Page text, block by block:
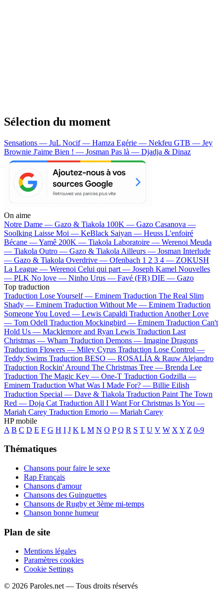
Sélection du moment
Sensations — JuL Nocif — Hamza Egérie — Nekfeu GTB — Jey
Brownie J'aime Bien ! — Josman Pas là — Djadja & Dinaz
On aime
Notre Dame — Gazo & Tiakola 100K — Gazo Casanova —
Soolking Laisse Moi — KeBlack Saiyan — Heuss L'enfoiré
Bécane —Yamê 200K — Tiakola Laboratoire — Werenoi Meuda
— Tiakola Outro — Gazo & Tiakola Ailleurs — Josman Interlude
— Gazo & Tiakola Overdrive — Ofenbach 1 2 3 4 — ZOKUSH
La League — Werenoi Celui qui part — Joseph Kamel Nouvelles
— PLK No love — Ninho Urus — Favé (FR) DIE — Gazo
Top traduction
Traduction Lose Yourself — Eminem Traduction The Real Slim
Shady — Eminem Traduction Without Me — Eminem Traduction
Someone You Loved — Lewis Capaldi Traduction Another Love
— Tom Odell Traduction Mockingbird — Eminem Traduction Can't
Hold Us — Macklemore and Ryan Lewis Traduction Last
Christmas — Wham Traduction Demons — Imagine Dragons
Traduction Flowers — Miley Cyrus Traduction Lose Control —
Teddy Swims Traduction BESO — ROSALÍA & Rauw Alejandro
Traduction Rockin' Around The Christmas Tree — Brenda Lee
Traduction The Magic Key — One-T Traduction Godzilla —
Eminem Traduction What Was I Made For? — Billie Eilish
Traduction Special — Dave & Tiakola Traduction Paint The Town
Red — Doja Cat Traduction All I Want For Christmas Is You —
Mariah Carey Traduction Emorio — Mariah Carey
HP mobile
A B C D E F G H I J K L M N O P Q R S T U V W X Y Z 0-9
Thématiques
Chansons pour faire le sexe
Rap Français
Chansons d'amour
Chansons des Guinguettes
Chansons de Rugby et 3ème mi-temps
Chanson bonne humeur
Plan de site
Mentions légales
Paramètres cookies
Cookie Settings
© 2026 Paroles.net — Tous droits réservés